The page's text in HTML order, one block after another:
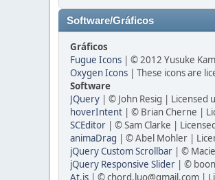
Software/Gráficos
Gráficos
Fugue Icons | © 2012 Yusuke
Oxygen Icons | These icons are
Software
JQuery | © John Resig | Licensed
hoverIntent | © Brian Cherne |
SCEditor | © Sam Clarke |
animaDrag | © Abel Mohler |
jQuery Custom Scrollbar | ©
jQuery Responsive Slider | ©
At.js | © chord.luo@gmail.com |